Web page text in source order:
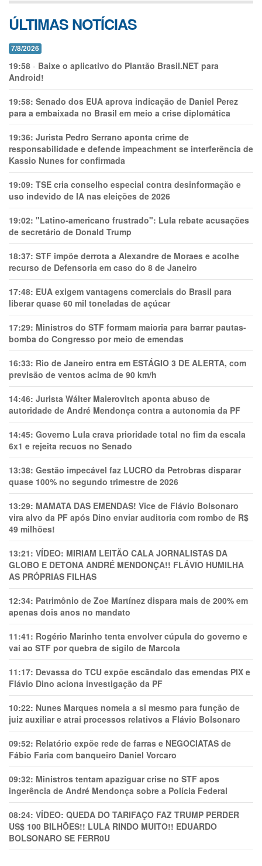
ÚLTIMAS NOTÍCIAS
7/8/2026
19:58 - Baixe o aplicativo do Plantão Brasil.NET para
Android!
19:58: Senado dos EUA aprova indicação de Daniel Perez
para a embaixada no Brasil em meio a crise diplomática
19:36: Jurista Pedro Serrano aponta crime de
responsabilidade e defende impeachment se interferência de
Kassio Nunes for confirmada
19:09: TSE cria conselho especial contra desinformação e
uso indevido de IA nas eleições de 2026
19:02: "Latino-americano frustrado": Lula rebate acusações
de secretário de Donald Trump
18:37: STF impõe derrota a Alexandre de Moraes e acolhe
recurso de Defensoria em caso do 8 de Janeiro
17:48: EUA exigem vantagens comerciais do Brasil para
liberar quase 60 mil toneladas de açúcar
17:29: Ministros do STF formam maioria para barrar pautas-
bomba do Congresso por meio de emendas
16:33: Rio de Janeiro entra em ESTÁGIO 3 DE ALERTA, com
previsão de ventos acima de 90 km/h
14:46: Jurista Wálter Maierovitch aponta abuso de
autoridade de André Mendonça contra a autonomia da PF
14:45: Governo Lula crava prioridade total no fim da escala
6x1 e rejeita recuos no Senado
13:38: Gestão impecável faz LUCRO da Petrobras disparar
quase 100% no segundo trimestre de 2026
13:29: MAMATA DAS EMENDAS! Vice de Flávio Bolsonaro
vira alvo da PF após Dino enviar auditoria com rombo de R$
49 milhões!
13:21: VÍDEO: MIRIAM LEITÃO CALA JORNALISTAS DA
GLOBO E DETONA ANDRÉ MENDONÇA!! FLÁVIO HUMILHA
AS PRÓPRIAS FILHAS
12:34: Patrimônio de Zoe Martínez dispara mais de 200% em
apenas dois anos no mandato
11:41: Rogério Marinho tenta envolver cúpula do governo e
vai ao STF por quebra de sigilo de Marcola
11:17: Devassa do TCU expõe escândalo das emendas PIX e
Flávio Dino aciona investigação da PF
10:22: Nunes Marques nomeia a si mesmo para função de
juiz auxiliar e atrai processos relativos a Flávio Bolsonaro
09:52: Relatório expõe rede de farras e NEGOCIATAS de
Fábio Faria com banqueiro Daniel Vorcaro
09:32: Ministros tentam apaziguar crise no STF apos
ingerência de André Mendonça sobre a Polícia Federal
08:24: VÍDEO: QUEDA DO TARIFAÇO FAZ TRUMP PERDER
US$ 100 BILHÕES!! LULA RINDO MUITO!! EDUARDO
BOLSONARO SE FERR0U